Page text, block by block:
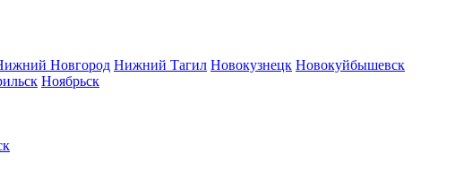
Новгород Нижний Тагил Новокузнецк Новокуйбышевск
Ноябрьск